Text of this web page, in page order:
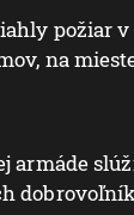
požiar
na
armáde